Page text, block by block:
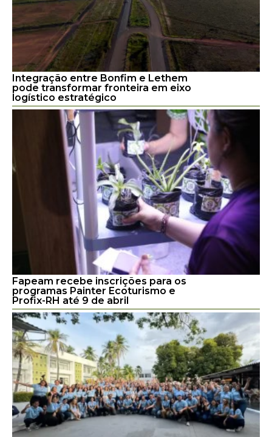
Integração entre Bonfim e Lethem
pode transformar fronteira em eixo
logístico estratégico
Fapeam recebe inscrições para os
programas Painter Ecoturismo e
Profix-RH até 9 de abril